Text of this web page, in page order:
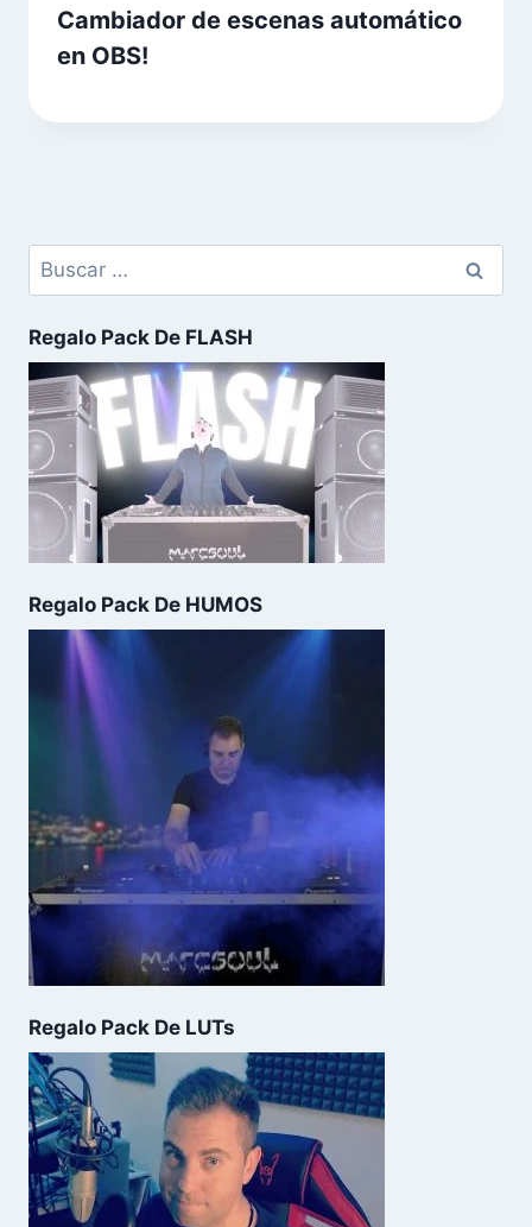
Cambiador de escenas automático
en OBS!
Buscar:
Regalo Pack De FLASH
Regalo Pack De HUMOS
Regalo Pack De LUTs